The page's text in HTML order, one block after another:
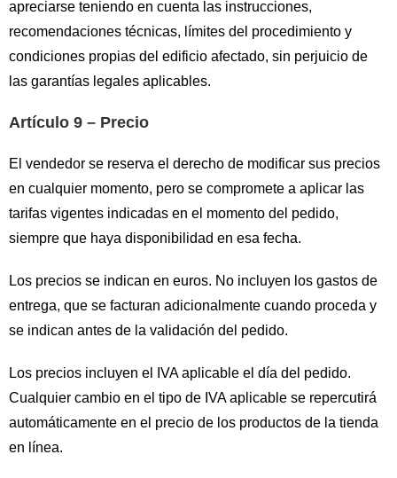
apreciarse teniendo en cuenta las instrucciones,
recomendaciones técnicas, límites del procedimiento y
condiciones propias del edificio afectado, sin perjuicio de
las garantías legales aplicables.
Artículo 9 – Precio
El vendedor se reserva el derecho de modificar sus precios
en cualquier momento, pero se compromete a aplicar las
tarifas vigentes indicadas en el momento del pedido,
siempre que haya disponibilidad en esa fecha.
Los precios se indican en euros. No incluyen los gastos de
entrega, que se facturan adicionalmente cuando proceda y
se indican antes de la validación del pedido.
Los precios incluyen el IVA aplicable el día del pedido.
Cualquier cambio en el tipo de IVA aplicable se repercutirá
automáticamente en el precio de los productos de la tienda
en línea.